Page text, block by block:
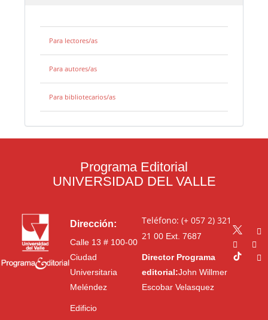
Para lectores/as
Para autores/as
Para bibliotecarios/as
Programa Editorial
UNIVERSIDAD DEL VALLE
Dirección:
Calle 13 # 100-00
Ciudad
Universitaria
Meléndez
Edificio
Teléfono: (+ 057 2) 321
21 00Ext. 7687
Director Programa
editorial:John Willmer
Escobar Velasquez